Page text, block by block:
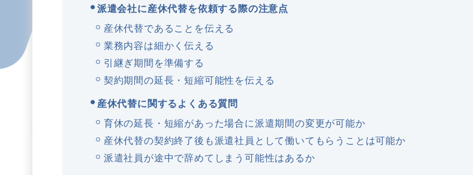
派遣会社に産休代替を依頼する際の注意点
産休代替であることを伝える
業務内容は細かく伝える
引継ぎ期間を準備する
契約期間の延長・短縮可能性を伝える
産休代替に関するよくある質問
育休の延長・短縮があった場合に派遣期間の変更が可能か
産休代替の契約終了後も派遣社員として働いてもらうことは可能か
派遣社員が途中で辞めてしまう可能性はあるか